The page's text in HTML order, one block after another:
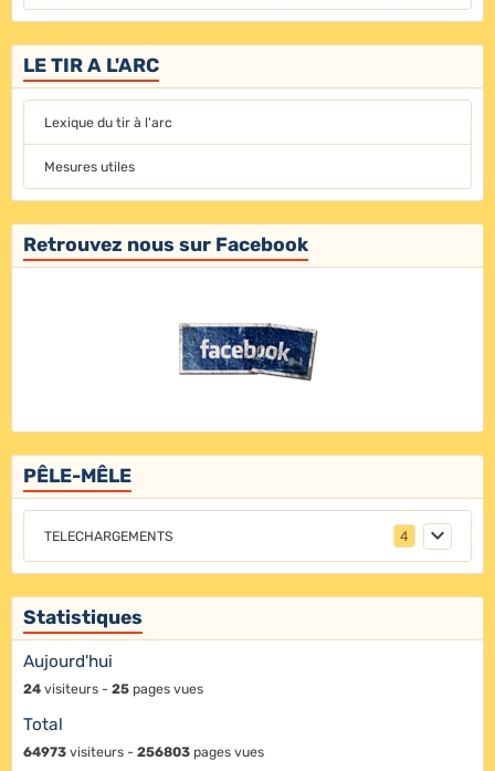
LE TIR A L'ARC
Lexique du tir à l'arc
Mesures utiles
Retrouvez nous sur Facebook
PÊLE-MÊLE
TELECHARGEMENTS 4
Statistiques
Aujourd'hui
24 visiteurs - 25 pages vues
Total
64973 visiteurs - 256803 pages vues